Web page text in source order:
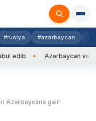
#rusiya #azərbaycan
edib Azərbaycan və
Azərbaycana gəlir